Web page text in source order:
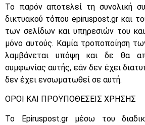
Το παρόν αποτελεί τη συνολική
δικτυακού τόπου epiruspost.gr και
των σελίδων και υπηρεσιών του
μόνο αυτούς. Καμία τροποποίηση
λαμβάνεται υπόψη και δε θα
συμφωνίας αυτής, εάν δεν έχει
δεν έχει ενσωματωθεί σε αυτή.
ΟΡΟΙ ΚΑΙ ΠΡΟΫΠΟΘΕΣΕΙΣ ΧΡΗΣΗΣ
Το Epiruspost.gr μέσω του